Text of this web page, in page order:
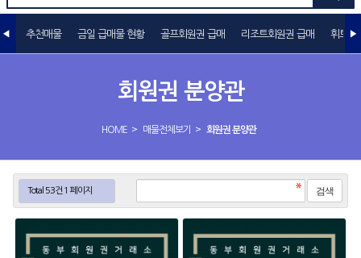
회원권 분양관
HOME > 매물전체보기 > 회원권 분양관
추천매물 금일 급매물 현황 골프회원권 급매 리조트회원권 급매 휘트니
Total 53건 1 페이지